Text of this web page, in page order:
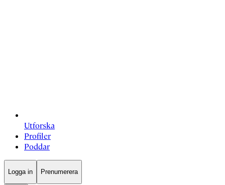
Utforska
Profiler
Poddar
Logga in Prenumerera